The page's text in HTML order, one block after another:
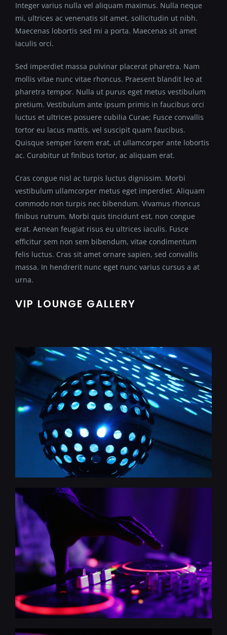
Integer varius nulla vel aliquam maximus. Nulla neque
mi, ultrices ac venenatis sit amet, sollicitudin ut nibh.
Maecenas lobortis sed mi a porta. Maecenas sit amet
iaculis orci.
Sed imperdiet massa pulvinar placerat pharetra. Nam
mollis vitae nunc vitae rhoncus. Praesent blandit leo at
pharetra tempor. Nulla ut purus eget metus vestibulum
pretium. Vestibulum ante ipsum primis in faucibus orci
luctus et ultrices posuere cubilia Curae; Fusce convallis
tortor eu lacus mattis, vel suscipit quam faucibus.
Quisque semper lorem erat, ut ullamcorper ante lobortis
ac. Curabitur ut finibus tortor, ac aliquam erat.
Cras congue nisl ac turpis luctus dignissim. Morbi
vestibulum ullamcorper metus eget imperdiet. Aliquam
commodo non turpis nec bibendum. Vivamus rhoncus
finibus rutrum. Morbi quis tincidunt est, non congue
erat. Aenean feugiat risus eu ultrices iaculis. Fusce
efficitur sem non sem bibendum, vitae condimentum
felis luctus. Cras sit amet ornare sapien, sed convallis
massa. In hendrerit nunc eget nunc varius cursus a at
urna.
VIP LOUNGE GALLERY